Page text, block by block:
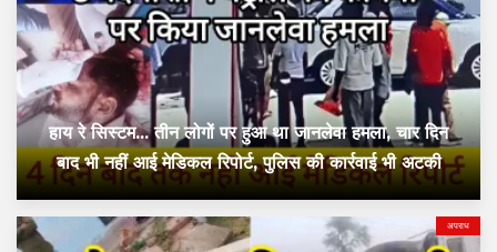
हाय रे सिस्टम... तीन लोगों पर हुआ था जानलेवा हमला, चार दिन
बाद भी नहीं आई मेडिकल रिपोर्ट, पुलिस की कार्रवाई भी अटकी
अपराध